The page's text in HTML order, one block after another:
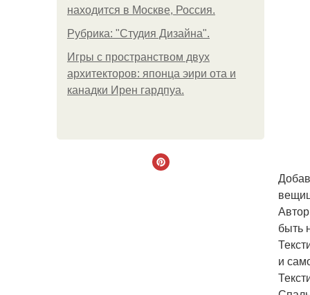
находится в Москве, Россия.
Рубрика: "Студия Дизайна".
Игры с пространством двух
архитекторов: японца эири ота и
канадки Ирен гардпуа.
быть
и